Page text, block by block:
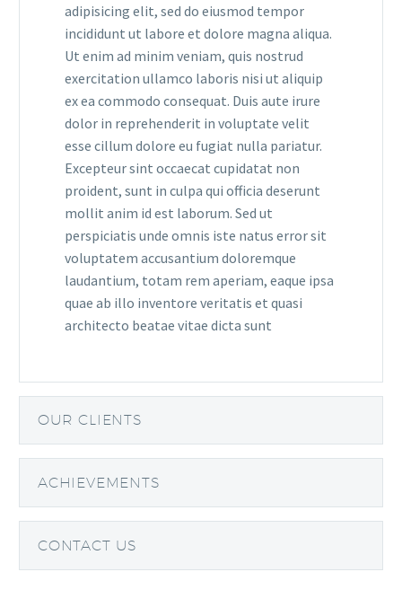
adipisicing elit, sed do eiusmod tempor
incididunt ut labore et dolore magna aliqua.
Ut enim ad minim veniam, quis nostrud
exercitation ullamco laboris nisi ut aliquip
ex ea commodo consequat. Duis aute irure
dolor in reprehenderit in voluptate velit
esse cillum dolore eu fugiat nulla pariatur.
Excepteur sint occaecat cupidatat non
proident, sunt in culpa qui officia deserunt
mollit anim id est laborum. Sed ut
perspiciatis unde omnis iste natus error sit
voluptatem accusantium doloremque
laudantium, totam rem aperiam, eaque ipsa
quae ab illo inventore veritatis et quasi
architecto beatae vitae dicta sunt
OUR CLIENTS
ACHIEVEMENTS
CONTACT US